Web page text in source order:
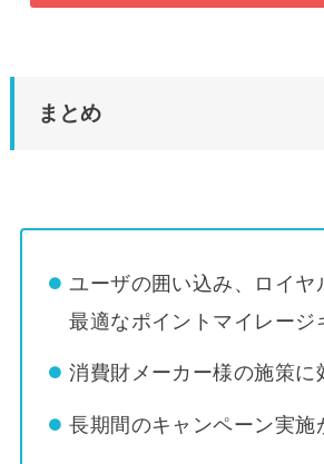
まとめ
ユーザの囲い込み、ロイヤ
最適なポイントマイレージ
消費財メーカー様の施策に
長期間のキャンペーン実施